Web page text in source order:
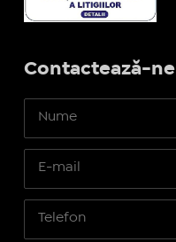
Contactează-ne